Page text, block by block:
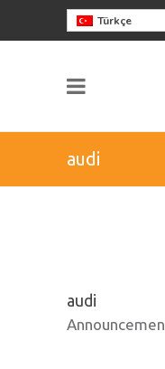
Türkçe
audi
audi